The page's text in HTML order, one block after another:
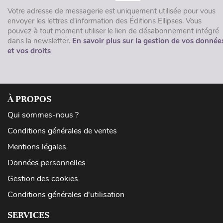
Votre adresse de messagerie est uniquement utilisée pour vous
envoyer les lettres d'information des Éditions Ellipses. Vous
pouvez à tout moment utiliser le lien de désabonnement intégré
dans la newsletter. En savoir plus sur la gestion de vos
et vos droits
À PROPOS
Qui sommes-nous ?
Conditions générales de ventes
Mentions légales
Données personnelles
Gestion des cookies
Conditions générales d'utilisation
SERVICES